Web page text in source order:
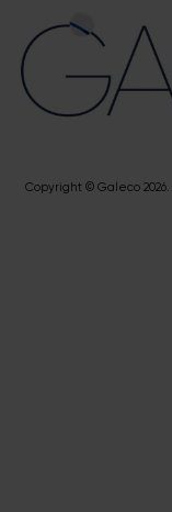
Copyright © Galeco 2026.